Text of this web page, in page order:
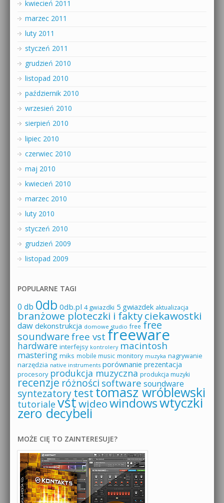
kwiecień 2011
marzec 2011
luty 2011
styczeń 2011
grudzień 2010
listopad 2010
październik 2010
wrzesień 2010
sierpień 2010
lipiec 2010
czerwiec 2010
maj 2010
kwiecień 2010
marzec 2010
luty 2010
styczeń 2010
grudzień 2009
listopad 2009
POPULARNE TAGI
0 db 0db 0db.pl 4 gwiazdki 5 gwiazdek aktualizacja
branżowe ploteczki i faktyciekawostki
daw dekonstrukcja domowe studio free free
soundware free vst freeware
hardware interfejsy kontrolery macintosh
mastering miks mobile music monitory muzyka nagrywanie
narzędzia native instruments porównanie prezentacja
procesory produkcja muzyczna produkcja muzyki
recenzje różności software soundware
syntezatorytesttomasz wróblewski
tutoriale vstwideowindowswtyczki
zero decybeli
MOŻE CIĘ TO ZAINTERESUJE?